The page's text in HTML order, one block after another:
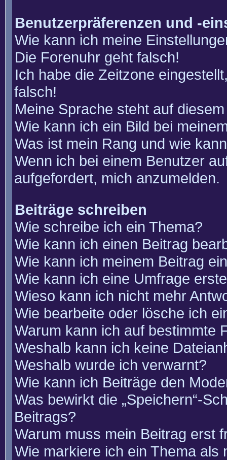
Benutzerpräferenzen und -
Wie kann ich meine
Die Forenuhr geht falsch!
Ich habe die Zeitzone
falsch!
Meine Sprache steht auf
Wie kann ich ein Bild bei
Was ist mein Rang und wie
Wenn ich bei einem Benutzer
aufgefordert, mich anzumelden.
Beiträge schreiben
Wie schreibe ich ein Thema?
Wie kann ich einen Beitrag
Wie kann ich meinem Beitrag
Wie kann ich eine Umfrage
Wieso kann ich nicht mehr
Wie bearbeite oder lösche ich
Warum kann ich auf bestimmte
Weshalb kann ich keine
Weshalb wurde ich verwarnt?
Wie kann ich Beiträge den
Was bewirkt die „Speichern“-
Beitrags?
Warum muss mein Beitrag erst
Wie markiere ich ein Thema als